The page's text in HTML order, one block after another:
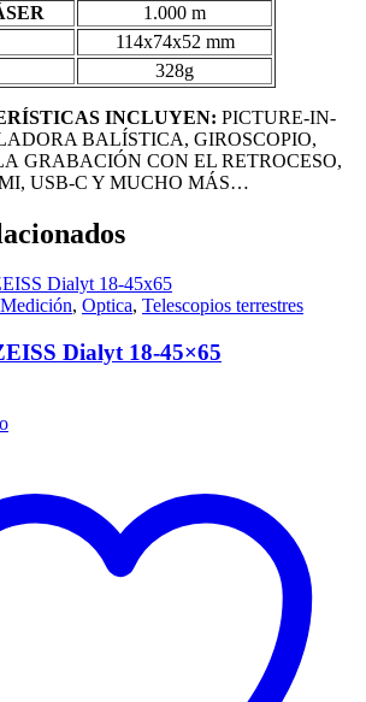
1.000 m
114x74x52 mm
328g
INCLUYEN: PICTURE-IN-
BALÍSTICA, GIROSCOPIO,
GRABACIÓN CON EL RETROCESO,
USB-C Y MUCHO MÁS…
, Optica, Telescopios terrestres
Dialyt 18-45×65